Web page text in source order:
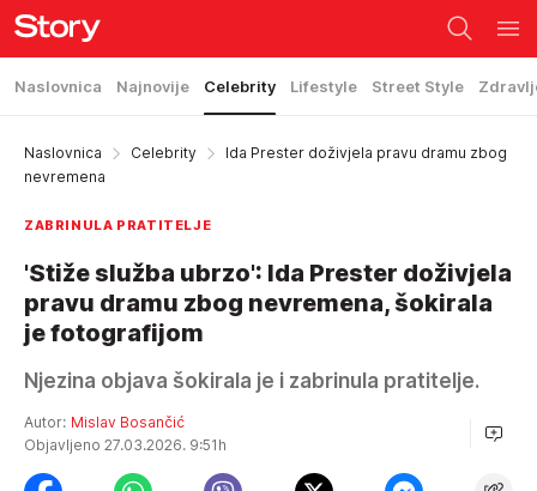
Naslovnica Najnovije Celebrity Lifestyle Street Style
Naslovnica Celebrity
Ida Prester doživjela pravu dramu zbog
nevremena
ZABRINULA PRATITELJE
'Stiže služba ubrzo': Ida Prester doživjela
pravu dramu zbog nevremena, šokirala
je fotografijom
Njezina objava šokirala je i zabrinula pratitelje.
Autor: Mislav Bosančić
Objavljeno 27.03.2026. 9:51h